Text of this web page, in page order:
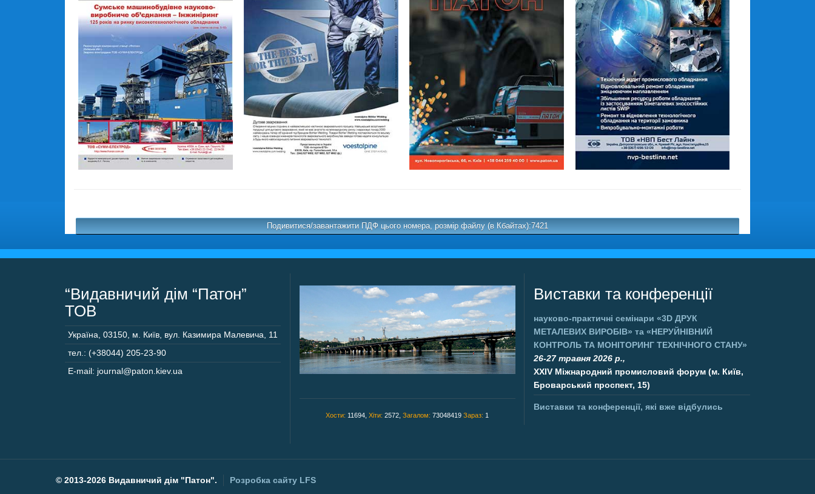
Подивитися/завантажити ПДФ цього номера, розмір файлу (в Кбайтах):7421
“Видавничий дім “Патон”
ТОВ
Україна 03150 м. Київ, вул. Казимира Малевича, 11
тел.: (+38044) 205-23-90
E-mail: journal@paton.kiev.ua
Хости: 11694,Хіти:2572,Загалом:73048419 Зараз: 1
Виставки та конференції
науково-практичні семінари«3D ДРУК
МЕТАЛЕВИХ ВИРОБІВ» та«НЕРУЙНІВНИЙ
КОНТРОЛЬ ТА МОНІТОРИНГ ТЕХНІЧНОГО СТАНУ»
26-27 травня 2026 р.,
XXIV Міжнародний промисловий форум (м. Київ,
Броварський проспект, 15)
Виставки та конференції, які вже відбулись
© 2013-2026 Видавничий дім "Патон". Розробка сайту LFS